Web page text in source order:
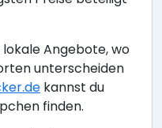
Angebote, wo
unterscheiden
kannst du
finden.